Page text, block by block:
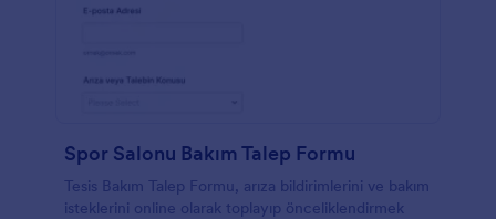
Spor Salonu Bakım Talep Formu
Tesis Bakım Talep Formu, arıza bildirimlerini ve bakım
isteklerini online olarak toplayıp önceliklendirmek